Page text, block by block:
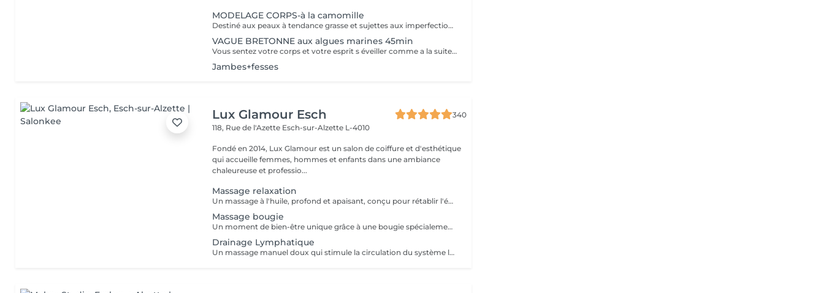
MODELAGE CORPS-à la camomille
Destiné aux peaux à tendance grasse et sujettes aux imperfections, ce soin purifie votre dos. Les mains de notre experte nettoient minutieusement votre peau et procèdent à un gommage désincrustant. Votre dos est net et purifié en profondeur. Bénéfices : Votre dos est net et purifié en profondeur.
VAGUE BRETONNE aux algues marines 45min
Vous sentez votre corps et votre esprit s éveiller comme a la suite d un bain dans l OCEAN. Vous vous tonicité et leur confort. sentez légère et revitalisée. Vos jambes retrouvent leur tonicité et leur confort
Jambes+fesses
Lux Glamour Esch
340
118, Rue de l'Azette Esch-sur-Alzette L-4010
Fondé en 2014, Lux Glamour est un salon de coiffure et d'esthétique
qui accueille femmes, hommes et enfants dans une ambiance
chaleureuse et professio...
Massage relaxation
Un massage à l'huile, profond et apaisant, conçu pour rétablir l'équilibre entre le corps et l'esprit. Il aide à réduire l'anxiété, soulager les tensions et les douleurs musculaires, tout en procurant une profonde sensation de bien-être. Un véritable moment de lâcher-prise pour retrouver calme, sérénité et énergie intérieure.
Massage bougie
Un moment de bien-être unique grâce à une bougie spécialement conçue pour la massage, dont la cire fond en une huile tiède et soyeuse. Ce massage procure une chaleur douce et enveloppante qui apaise les tensions, calme l'anxiété et aide à lutter contre la fatigue. Parfait pour les personnes stressées ou en quête de relaxation profonde.
Drainage Lymphatique
Un massage manuel doux qui stimule la circulation du système lymphatique, favorisant l'élimination des toxines et la réduction des gonflements (lympdèmes) causés par l'accumulation de la lymphe. Idéal pour améliorer la circulation, détoxiquer l'organisme et soulager la sensation de jambes lourdes.